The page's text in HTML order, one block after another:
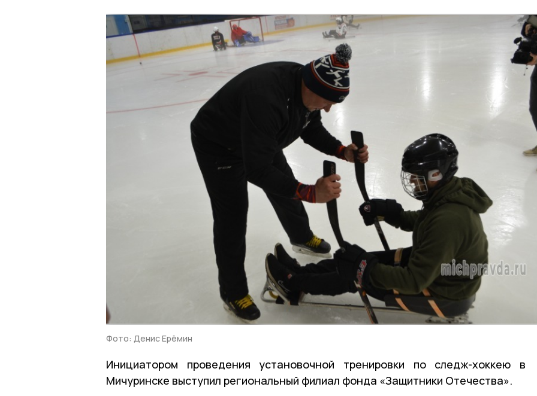
Фото: Денис Ерёмин
Инициатором проведения установочной тренировки по следж-хоккею в
Мичуринске выступил региональный филиал фонда «Защитники Отечества».